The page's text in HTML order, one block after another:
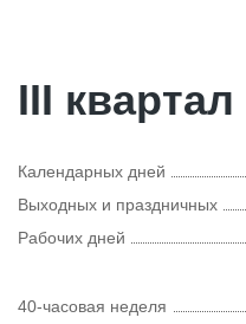
III квартал
Календарных дней
Выходных и праздничных
Рабочих дней
40-часовая неделя